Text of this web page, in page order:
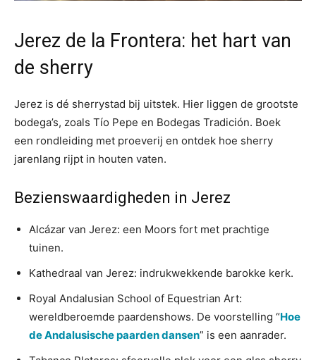
Jerez de la Frontera: het hart van
de sherry
Jerez is dé sherrystad bij uitstek. Hier liggen de grootste
bodega’s, zoals Tío Pepe en Bodegas Tradición. Boek
een rondleiding met proeverij en ontdek hoe sherry
jarenlang rijpt in houten vaten.
Bezienswaardigheden in Jerez
Alcázar van Jerez: een Moors fort met prachtige
tuinen.
Kathedraal van Jerez: indrukwekkende barokke kerk.
Royal Andalusian School of Equestrian Art:
wereldberoemde paardenshows. De voorstelling “Hoe
de Andalusische paarden dansen” is een aanrader.